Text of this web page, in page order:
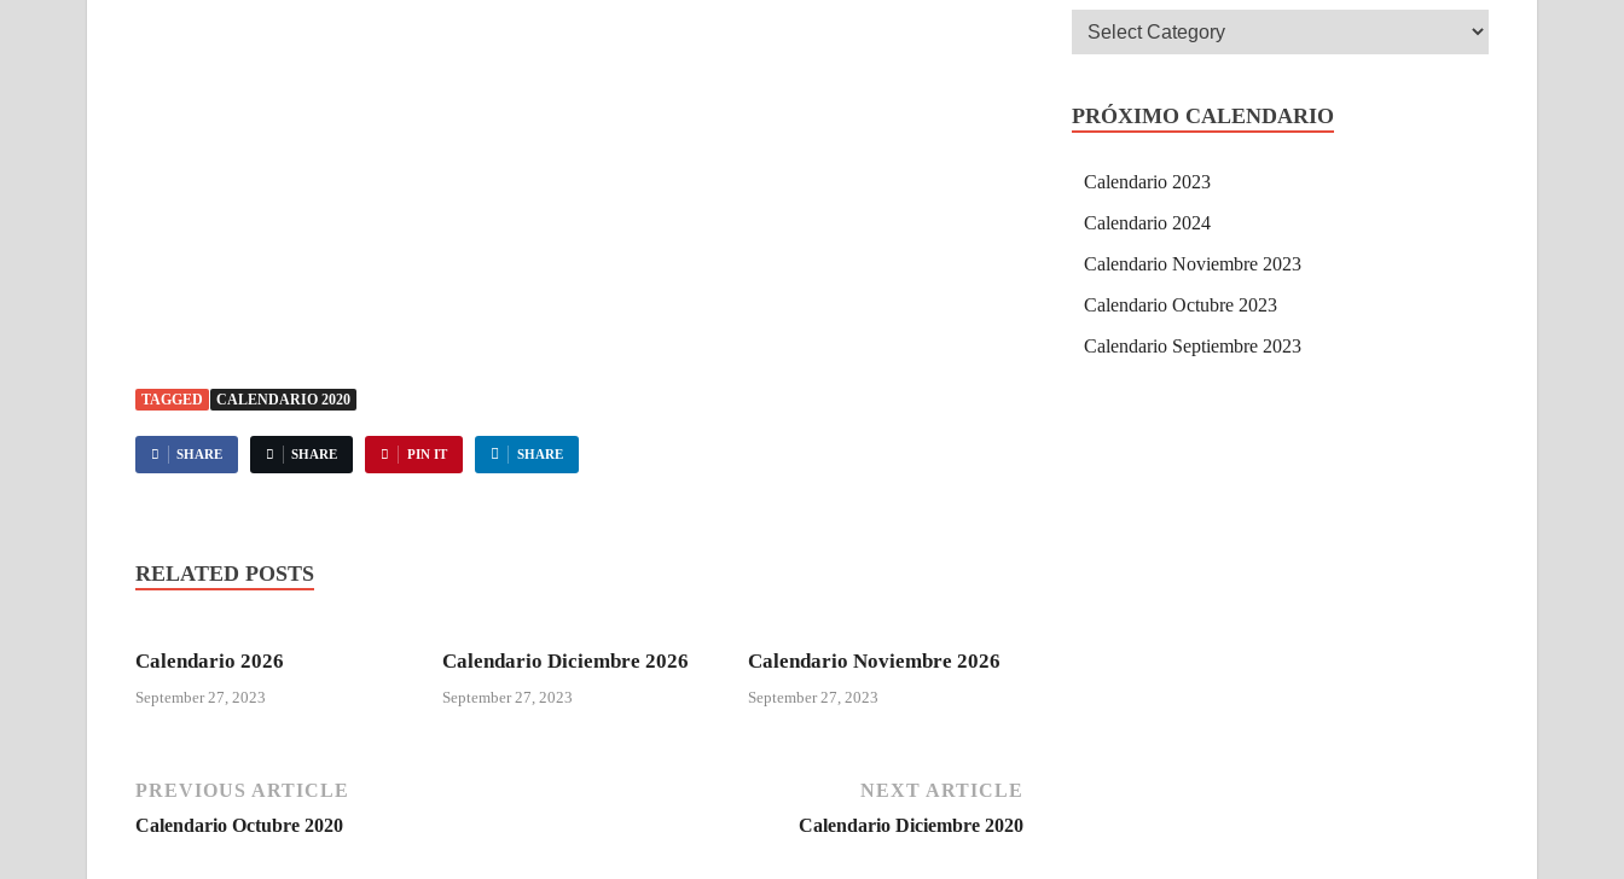
TAGGED CALENDARIO 2020
SHARE SHARE PIN IT SHARE
RELATED POSTS
Calendario 2026
September 27, 2023
Calendario Diciembre 2026
September 27, 2023
Calendario Noviembre 2026
September 27, 2023
PREVIOUS ARTICLE
Calendario Octubre 2020
NEXT ARTICLE
Calendario Diciembre 2020
PRÓXIMO CALENDARIO
Calendario 2023
Calendario 2024
Calendario Noviembre 2023
Calendario Octubre 2023
Calendario Septiembre 2023